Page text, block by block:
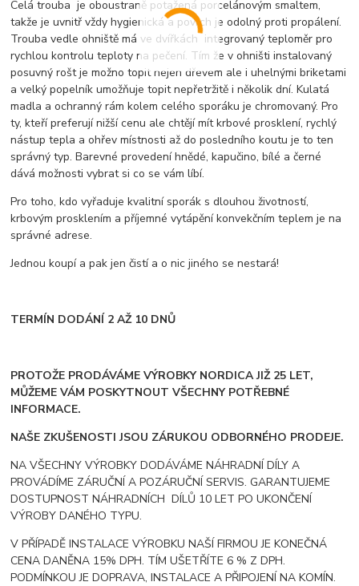
Celá trouba je oboustraně potažená porcelánovým smaltem,
takže je uvnitř vždy hygienická a povrch je odolný proti propálení.
Trouba vedle ohniště má ve dvířkách integrovaný teploměr pro
rychlou kontrolu teploty na pečení. Tím že v ohništi instalovaný
posuvný rošt je možno topit nejen dřevem ale i uhelnými briketami
a velký popelník umožňuje topit nepřetržitě i několik dní. Kulatá
madla a ochranný rám kolem celého sporáku je chromovaný. Pro
ty, kteří preferují nižší cenu ale chtějí mít krbové prosklení, rychlý
nástup tepla a ohřev místnosti až do posledního koutu je to ten
správný typ. Barevné provedení hnědé, kapučino, bílé a černé
dává možnosti vybrat si co se vám líbí.
Pro toho, kdo vyřaduje kvalitní sporák s dlouhou životností,
krbovým prosklením a příjemné vytápění konvekčním teplem je na
správné adrese.
Jednou koupí a pak jen čistí a o nic jiného se nestará!
TERMÍN DODÁNÍ 2 AŽ 10 DNŮ
PROTOŽE PRODÁVÁME VÝROBKY NORDICA JIŽ 25 LET,
MŮŽEME VÁM POSKYTNOUT VŠECHNY POTŘEBNÉ
INFORMACE.
NAŠE ZKUŠENOSTI JSOU ZÁRUKOU ODBORNÉHO PRODEJE.
NA VŠECHNY VÝROBKY DODÁVÁME NÁHRADNÍ DÍLY A
PROVÁDÍME ZÁRUČNÍ A POZÁRUČNÍ SERVIS. GARANTUJEME
DOSTUPNOST NÁHRADNÍCH DÍLŮ 10 LET PO UKONČENÍ
VÝROBY DANÉHO TYPU.
V PŘÍPADĚ INSTALACE VÝROBKU NAŠÍ FIRMOU JE KONEČNÁ
CENA DANĚNA 15% DPH. TÍM UŠETŘÍTE 6 % Z DPH.
PODMÍNKOU JE DOPRAVA, INSTALACE A PŘIPOJENÍ NA KOMÍN.